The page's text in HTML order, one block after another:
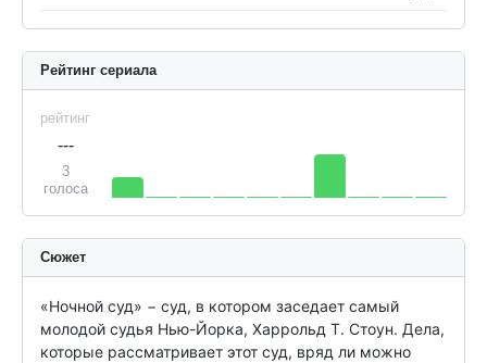
Рейтинг сериала
рейтинг
---
3
голоса
Сюжет
«Ночной суд» − суд, в котором заседает самый
молодой судья Нью-Йорка, Харрольд Т. Стоун. Дела,
которые рассматривает этот суд, вряд ли можно